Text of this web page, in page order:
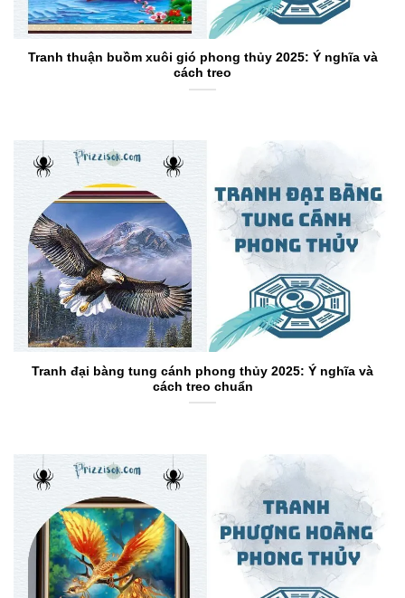
Tranh thuận buồm xuôi gió phong thủy 2025: Ý nghĩa và
cách treo
Tranh đại bàng tung cánh phong thủy 2025: Ý nghĩa và
cách treo chuẩn